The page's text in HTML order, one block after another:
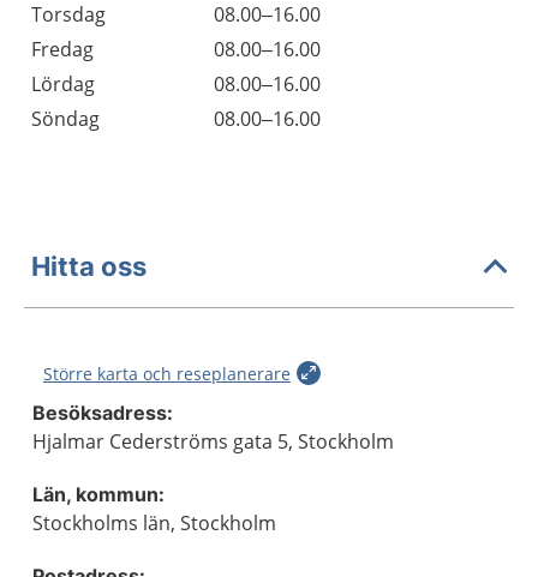
Torsdag
08.00–16.00
Fredag
08.00–16.00
Lördag
08.00–16.00
Söndag
08.00–16.00
Hitta oss
Större karta och reseplanerare
Besöksadress:
Hjalmar Cederströms gata 5, Stockholm
Län, kommun:
Stockholms län, Stockholm